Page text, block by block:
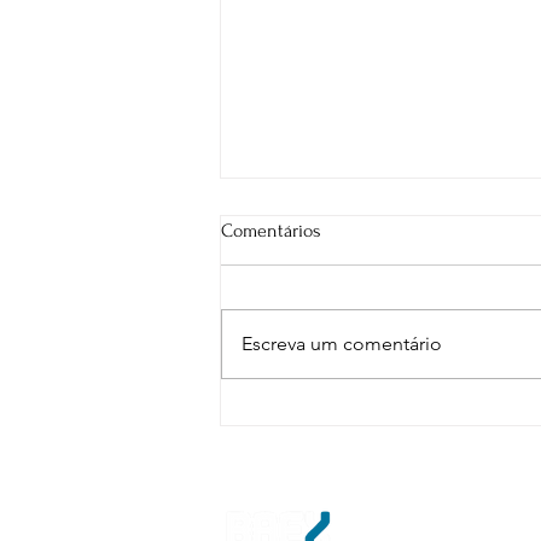
Comentários
Escreva um comentário